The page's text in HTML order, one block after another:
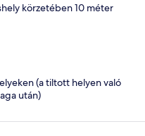
körzetében 10 méter
(a tiltott helyen való
után)